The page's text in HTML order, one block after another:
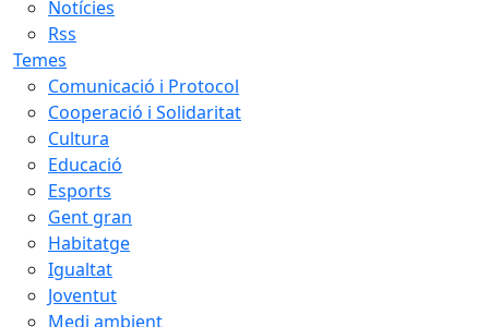
Notícies
Rss
Temes
Comunicació i Protocol
Cooperació i Solidaritat
Cultura
Educació
Esports
Gent gran
Habitatge
Igualtat
Joventut
Medi ambient